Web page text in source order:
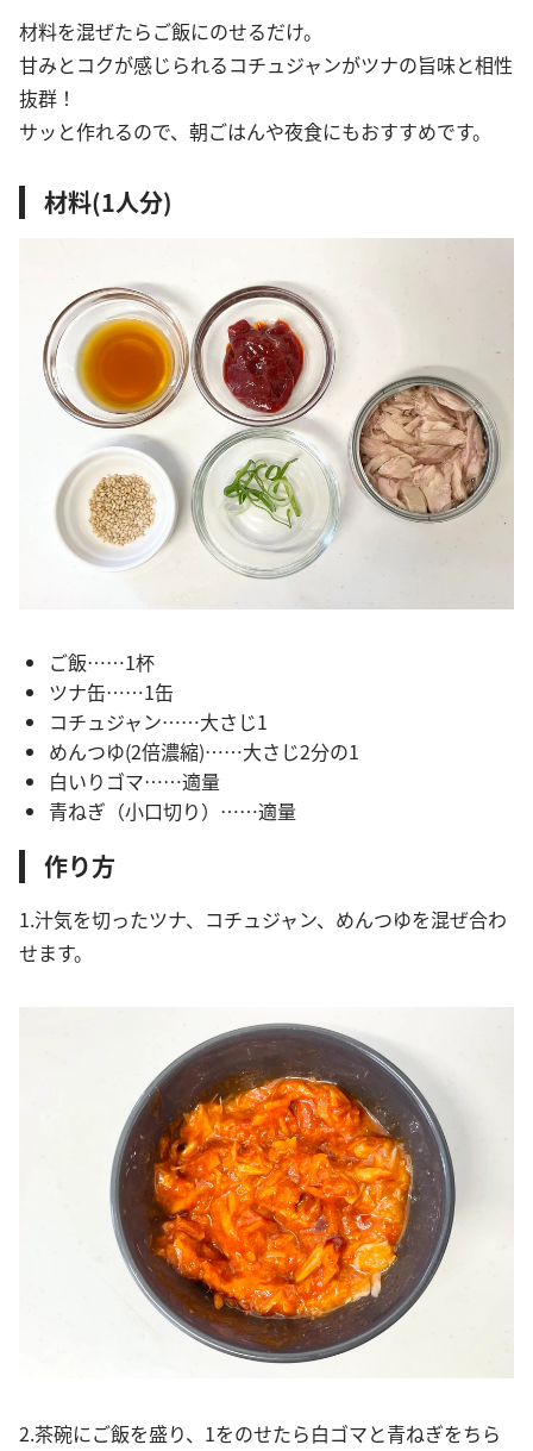
材料を混ぜたらご飯にのせるだけ。
甘みとコクが感じられるコチュジャンがツナの旨味と相性
抜群！
サッと作れるので、朝ごはんや夜食にもおすすめです。
材料(1人分)
ご飯……1杯
ツナ缶……1缶
コチュジャン……大さじ1
めんつゆ(2倍濃縮)……大さじ2分の1
白いりゴマ……適量
青ねぎ（小口切り）……適量
作り方
1.汁気を切ったツナ、コチュジャン、めんつゆを混ぜ合わ
せます。
2.茶碗にご飯を盛り、1をのせたら白ゴマと青ねぎをちら